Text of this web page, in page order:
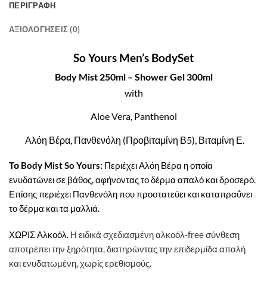
ΠΕΡΙΓΡΑΦΉ
ΑΞΙΟΛΟΓΉΣΕΙΣ (0)
So Yours Men’s BodySet
Body Mist 250ml – Shower Gel 300ml
with
Aloe Vera, Panthenol
Αλόη Βέρα, Πανθενόλη (Προβιταμίνη Β5), Βιταμίνη Ε.
Το Body Mist So Yours: Περιέχει Αλόη Βέρα η οποία
ενυδατώνει σε βάθος, αφήνοντας το δέρμα απαλό και δροσερό.
Επίσης περιέχει Πανθενόλη που προστατεύει και καταπραΰνει
το δέρμα και τα μαλλιά.
ΧΩΡΙΣ Αλκοόλ. Η ειδικά σχεδιασμένη αλκοόλ-free σύνθεση
αποτρέπει την ξηρότητα, διατηρώντας την επιδερμίδα απαλή
και ενυδατωμένη, χωρίς ερεθισμούς.